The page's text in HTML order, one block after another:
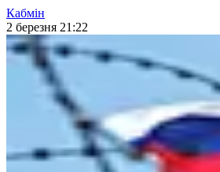
Кабмін
2 березня 21:22